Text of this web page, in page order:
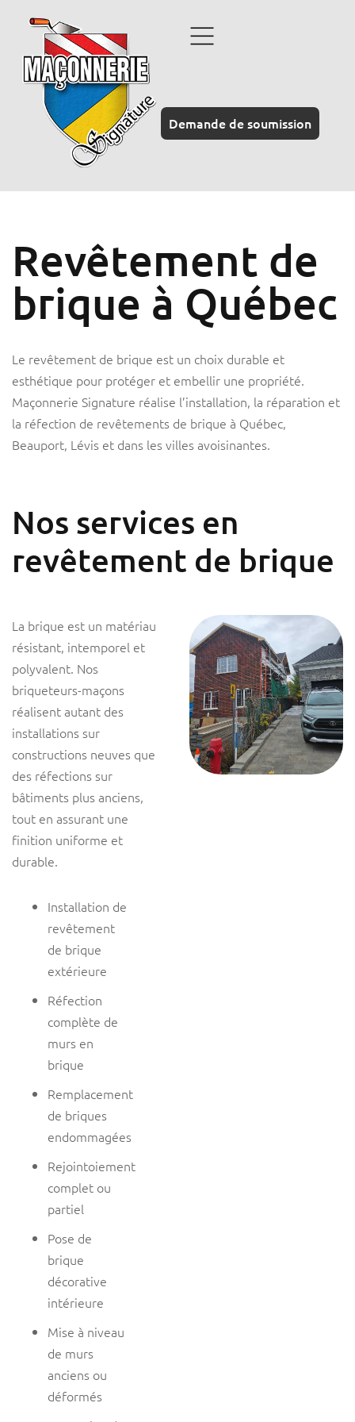
Demande de soumission
Revêtement de
brique à Québec
Le revêtement de brique est un choix durable et
esthétique pour protéger et embellir une propriété.
Maçonnerie Signature réalise l’installation, la réparation et
la réfection de revêtements de brique à Québec,
Beauport, Lévis et dans les villes avoisinantes.
Nos services en
revêtement de brique
La brique est un matériau
résistant, intemporel et
polyvalent. Nos
briqueteurs-maçons
réalisent autant des
installations sur
constructions neuves que
des réfections sur
bâtiments plus anciens,
tout en assurant une
finition uniforme et
durable.
Installation de
revêtement
de brique
extérieure
Réfection
complète de
murs en
brique
Remplacement
de briques
endommagées
Rejointoiement
complet ou
partiel
Pose de
brique
décorative
intérieure
Mise à niveau
de murs
anciens ou
déformés